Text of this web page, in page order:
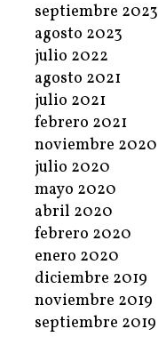
septiembre 2023
agosto 2023
julio 2022
agosto 2021
julio 2021
febrero 2021
noviembre 2020
julio 2020
mayo 2020
abril 2020
febrero 2020
enero 2020
diciembre 2019
noviembre 2019
septiembre 2019